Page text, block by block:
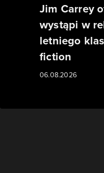
Jim Carrey
wystąpi w
letniego
fiction
06.08.2026